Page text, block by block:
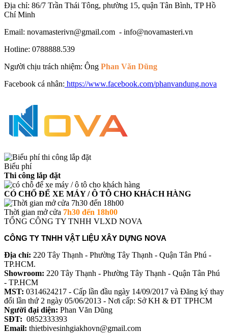
Địa chỉ: 86/7 Trần Thái Tông, phường 15, quận Tân Bình, TP Hồ
Chí Minh
Email: novamasterivn@gmail.com - info@novamasteri.vn
Hotline: 0788888.539
Người chịu trách nhiệm: Ông Phan Văn Dũng
Facebook cá nhân: https://www.facebook.com/phanvandung.nova
Biểu phí
Thi công lắp đặt
CÓ CHỐ ĐỂ XE MÁY / Ô TÔ CHO KHÁCH HÀNG
Thời gian mở cửa 7h30 đến 18h00
TỔNG CÔNG TY TNHH VLXD NOVA
CÔNG TY TNHH VẬT LIỆU XÂY DỰNG NOVA
Địa chỉ: 220 Tây Thạnh - Phường Tây Thạnh - Quận Tân Phú -
TP.HCM.
Showroom: 220 Tây Thạnh - Phường Tây Thạnh - Quận Tân Phú
- TP.HCM
MST: 0314624217 - Cấp lần đầu ngày 14/09/2017 và Đăng ký thay
đổi lần thứ 2 ngày 05/06/2013 - Nơi cấp: Sở KH & ĐT TPHCM
Người đại diện: Phan Văn Dũng
SĐT: 0852333393
Email: thietbivesinhgiakhovn@gmail.com